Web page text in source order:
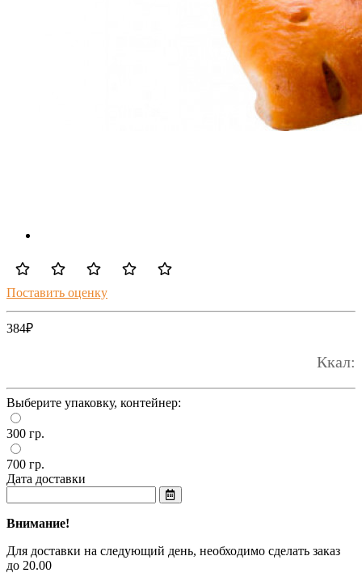
Поставить оценку
384₽
Ккал:
Выберите упаковку, контейнер:
300 гр.
700 гр.
Дата доставки
Внимание!
Для доставки на следующий день, необходимо сделать заказ
до 20.00